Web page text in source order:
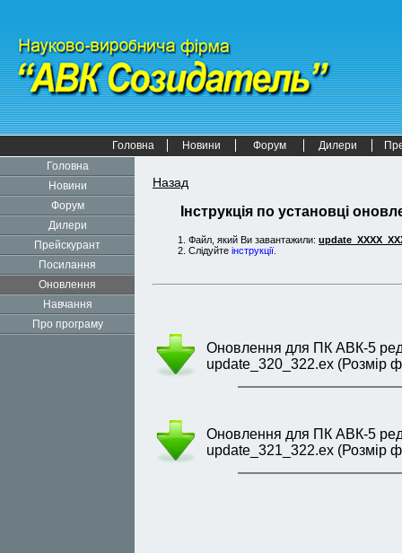
Головна Новини Форум Дилери
Головна
Новини
Форум
Дилери
Прейскурант
Посилання
Оновлення
Навчання
Про програму
Назад
Інструкція по установці
Файл, який Ви завантажили:
Слідуйте інструкції
Оновлення для ПК АВК-5
update_320_322.ex (Розмір
Оновлення для ПК АВК-5
update_321_322.ex (Розмір